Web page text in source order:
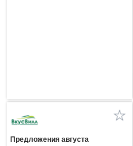
Предложения августа